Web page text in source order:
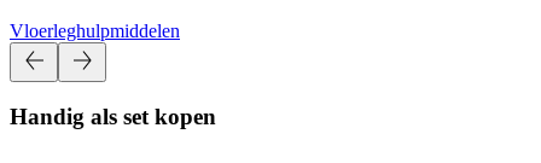
Vloerleghulpmiddelen
Handig als set kopen